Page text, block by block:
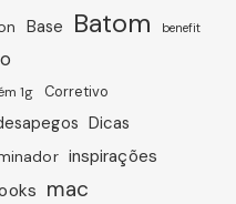
Base Batom benefit
1g Corretivo
Dicas
inspirações
mac